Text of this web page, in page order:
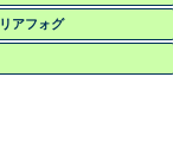
リアフォグ